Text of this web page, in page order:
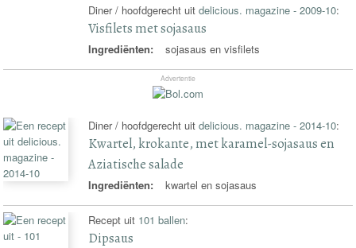
Diner / hoofdgerecht uitdelicious. magazine - 2009-10:
Visfilets met sojasaus
Ingrediënten: sojasaus en visfilets
Advertentie
Diner / hoofdgerecht uitdelicious. magazine - 2014-10:
Kwartel, krokante, met karamel-sojasaus en
Aziatische salade
Ingrediënten: kwartel en sojasaus
Recept uit 101 ballen:
Dipsaus